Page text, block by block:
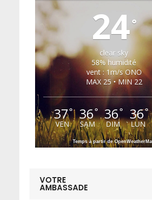
24°
clear sky
58% humidité
vent : 1m/s ONO
MAX 25 • MIN 22
37°
VEN
36°
SAM
36°
DIM
36°
LUN
Temps à partir de
VOTRE
AMBASSADE